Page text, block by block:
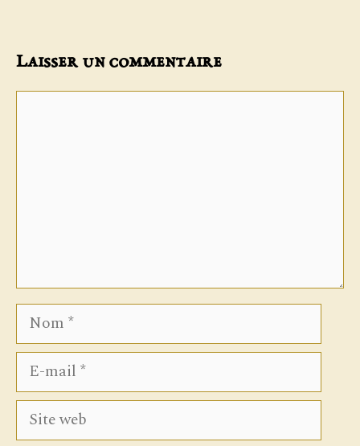
Laisser un commentaire
Nom
E-
mail
Site
web